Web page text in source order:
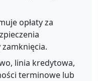
opłaty za
linia kredytowa,
terminowe lub